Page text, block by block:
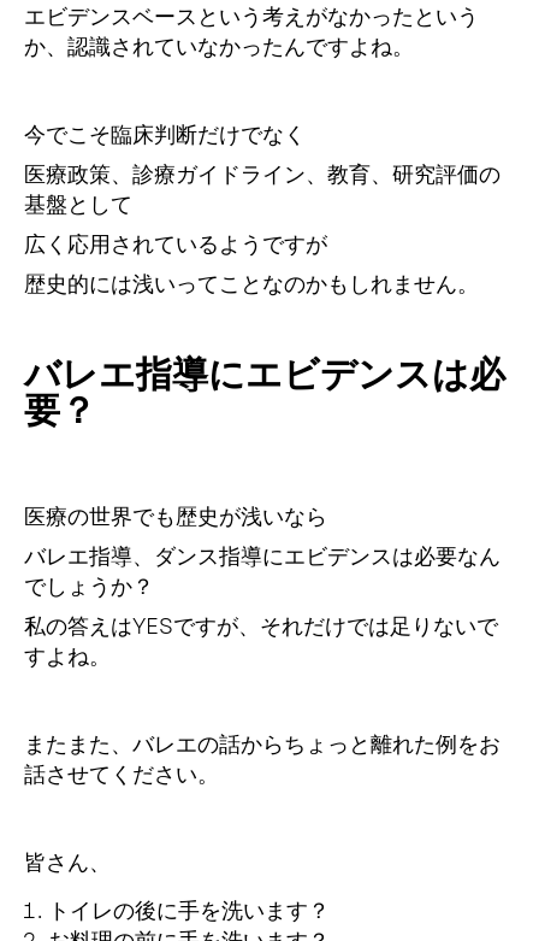
エビデンスベースという考えがなかったという
か、認識されていなかったんですよね。
今でこそ臨床判断だけでなく
医療政策、診療ガイドライン、教育、研究評価の
基盤として
広く応用されているようですが
歴史的には浅いってことなのかもしれません。
バレエ指導にエビデンスは必
要？
医療の世界でも歴史が浅いなら
バレエ指導、ダンス指導にエビデンスは必要なん
でしょうか？
私の答えはYESですが、それだけでは足りないで
すよね。
またまた、バレエの話からちょっと離れた例をお
話させてください。
皆さん、
トイレの後に手を洗います？